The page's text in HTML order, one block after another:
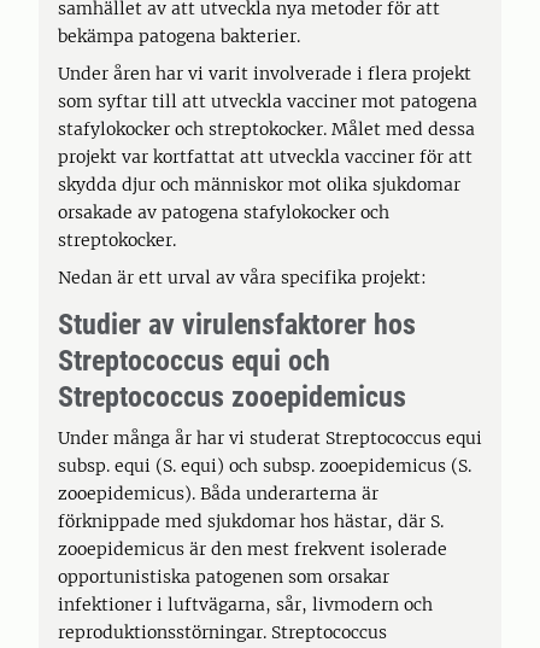
samhället av att utveckla nya metoder för att
bekämpa patogena bakterier.
Under åren har vi varit involverade i flera projekt
som syftar till att utveckla vacciner mot patogena
stafylokocker och streptokocker. Målet med dessa
projekt var kortfattat att utveckla vacciner för att
skydda djur och människor mot olika sjukdomar
orsakade av patogena stafylokocker och
streptokocker.
Nedan är ett urval av våra specifika projekt:
Studier av virulensfaktorer hos
Streptococcus equi och
Streptococcus zooepidemicus
Under många år har vi studerat Streptococcus equi
subsp. equi (S. equi) och subsp. zooepidemicus (S.
zooepidemicus). Båda underarterna är
förknippade med sjukdomar hos hästar, där S.
zooepidemicus är den mest frekvent isolerade
opportunistiska patogenen som orsakar
infektioner i luftvägarna, sår, livmodern och
reproduktionsstörningar. Streptococcus